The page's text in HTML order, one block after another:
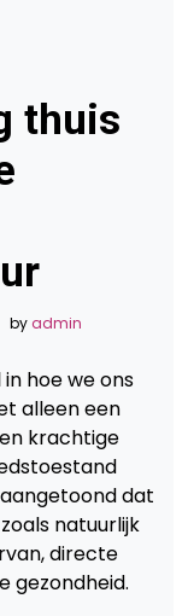
thuis
byadmin
hoe we ons
alleen een
krachtige
dat
natuurlijk
directe
gezondheid.